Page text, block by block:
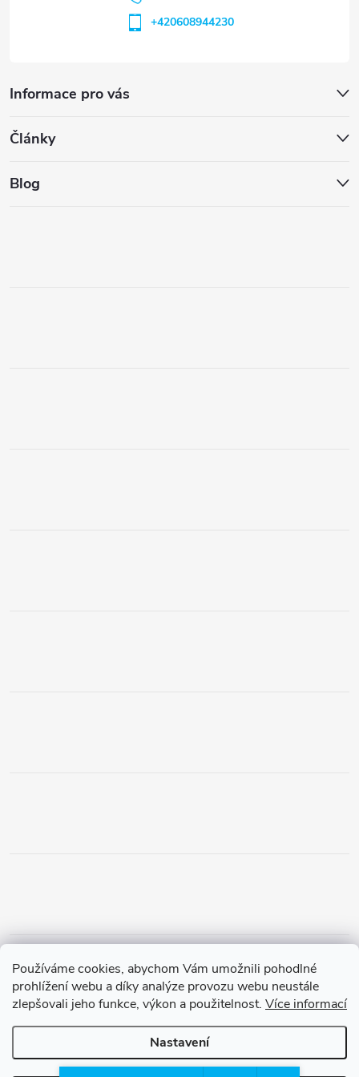
Používáme cookies, abychom Vám umožnili pohodlné
prohlížení webu a díky analýze provozu webu neustále
zlepšovali jeho funkce, výkon a použitelnost. Více informací
Nastavení
Informace pro vás
Články
Blog
+420608944230
Zásady ochrany osobních údajů
Doprava a platba Tříletá záruka